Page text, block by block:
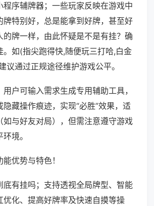
程序辅牌器；一些玩家反映在游戏中
牌特别好，总是能拿到好牌，甚至好
的牌一样，由此怀疑是不是有挂？确
。如(指尖跑得快,随便玩三打哈,白金
议通过正规途径维护游戏公平。
户可输入需求生成专用辅助工具，
藏操作痕迹，实现“必胜”效果，适
如与好友对局），但需注意遵守游戏
境。
优势与特色！
底有挂吗；支持透视全局牌型、智能
优化、提高好牌率及快速自摸等操